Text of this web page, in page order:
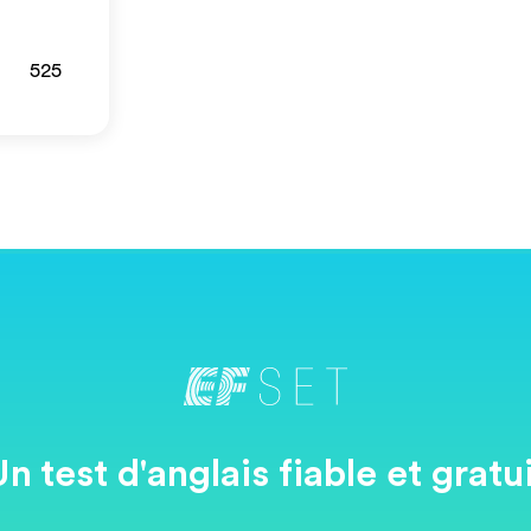
525
test d'anglais fiable et